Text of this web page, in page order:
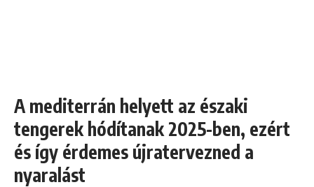
A mediterrán helyett az északi
tengerek hódítanak 2025-ben, ezért
és így érdemes újratervezned a
nyaralást